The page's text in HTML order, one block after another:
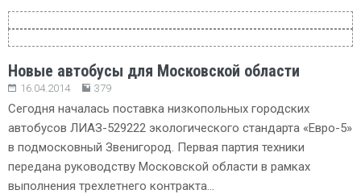
Новые автобусы для Московской области
16.04.2014 379
Сегодня началась поставка низкопольных городских
автобусов ЛИАЗ-529222 экологического стандарта «Евро-5»
в подмосковный Звенигород. Первая партия техники
передана руководству Московской области в рамках
выполнения трехлетнего контракта…